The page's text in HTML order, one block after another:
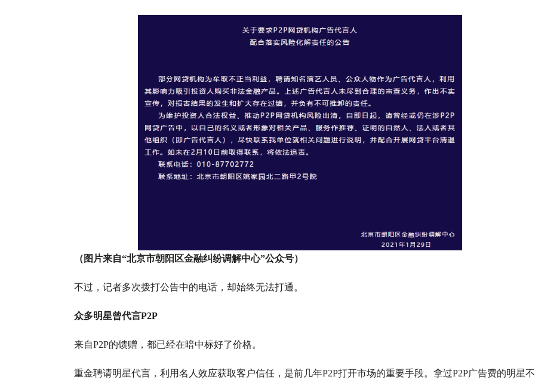
（图片来自“北京市朝阳区金融纠纷调解中心”公众号）
不过，记者多次拨打公告中的电话，却始终无法打通。
众多明星曾代言P2P
来自P2P的馈赠，都已经在暗中标好了价格。
重金聘请明星代言，利用名人效应获取客户信任，是前几年P2P打开市场的重要手段。拿过P2P广告费的明星